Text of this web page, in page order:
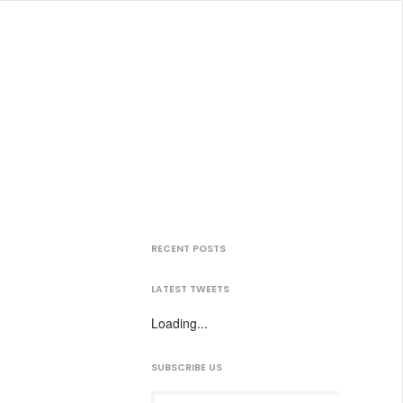
RECENT POSTS
LATEST TWEETS
Loading...
SUBSCRIBE US